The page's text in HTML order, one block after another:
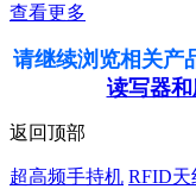
查看更多
请继续浏览相关产
读写器
返回顶部
超高频手持机 RFID天